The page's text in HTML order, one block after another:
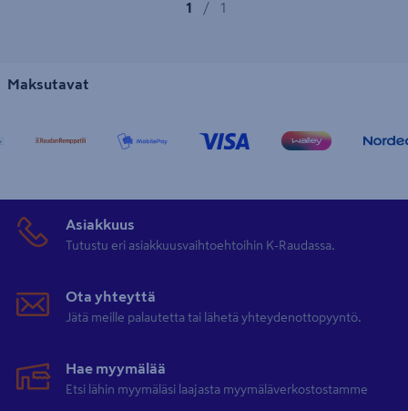
1 / 1
Maksutavat
Asiakkuus
Tutustu eri asiakkuusvaihtoehtoihin K-Raudassa.
Ota yhteyttä
Jätä meille palautetta tai lähetä yhteydenottopyyntö.
Hae myymälää
Etsi lähin myymäläsi laajasta myymäläverkostostamme